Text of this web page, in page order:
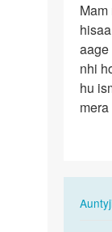
Mam
mere
penis
ka
jo
aage
aage
nhi
hu